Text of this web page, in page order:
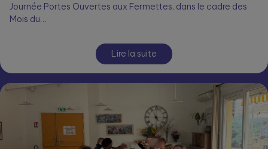
Journée Portes Ouvertes aux Fermettes, dans le cadre des
Mois du…
Lire la suite